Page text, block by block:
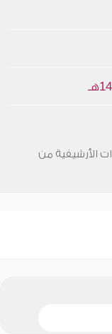
الأرشيفية من